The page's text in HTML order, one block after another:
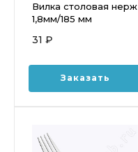
Вилка столовая нерж
1,8мм/185 мм
31 ₽
Заказать